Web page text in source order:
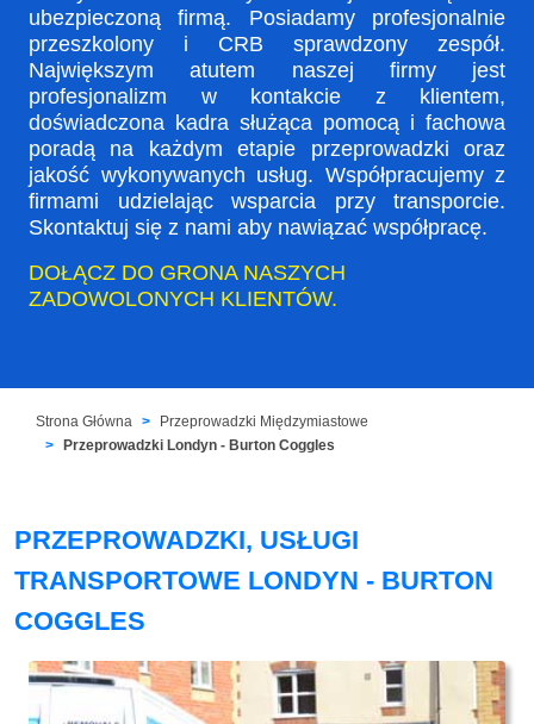
ubezpieczoną firmą. Posiadamy profesjonalnie
przeszkolony i CRB sprawdzony zespół.
Największym atutem naszej firmy jest
profesjonalizm w kontakcie z klientem,
doświadczona kadra służąca pomocą i fachowa
poradą na każdym etapie przeprowadzki oraz
jakość wykonywanych usług. Współpracujemy z
firmami udzielając wsparcia przy transporcie.
Skontaktuj się z nami aby nawiązać współpracę.
DOŁĄCZ DO GRONA NASZYCH
ZADOWOLONYCH KLIENTÓW.
Strona Główna
Przeprowadzki Międzymiastowe
Przeprowadzki Londyn - Burton Coggles
PRZEPROWADZKI, USŁUGI
TRANSPORTOWE LONDYN - BURTON
COGGLES